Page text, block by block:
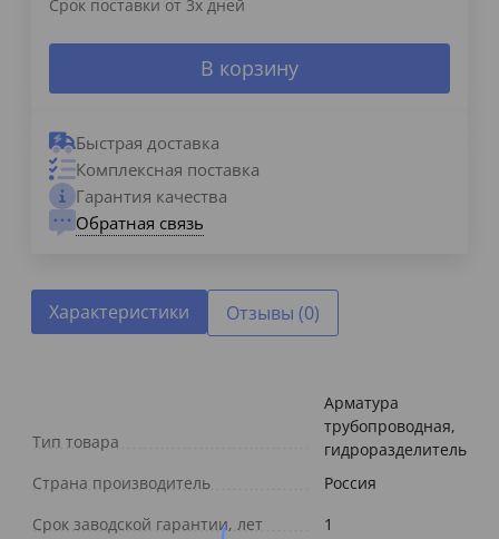
Срок поставки от 3х дней
В корзину
Быстрая доставка
Комплексная поставка
Гарантия качества
Обратная связь
Характеристики Отзывы (0)
Тип товара
Арматура
трубопроводная,
гидроразделитель
Страна производитель
Россия
Срок заводской гарантии, лет
1